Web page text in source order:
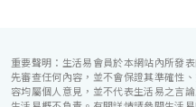
重要聲明：生活易會員於本網站內所發
先審查任何內容，並不會保證其準確性
容均屬個人意見，並不代表生活易之言